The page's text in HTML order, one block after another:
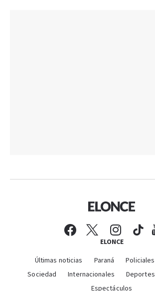
ELONCE
Últimas noticias Paraná Policiales
Sociedad
Internacionales Deportes
Espectáculos